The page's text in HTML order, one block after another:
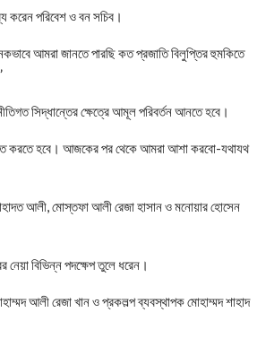
করেন পরিবেশ ও বন সচিব।
আমরা জানতে পারছি কত প্রজাতি বিলুপ্তির হুমকিতে
সিদ্ধান্তের ক্ষেত্রে আমূল পরিবর্তন আনতে হবে।
করতে হবে। আজকের পর থেকে আমরা আশা করবো-যথাযথ
আলী, মোস্তফা আলী রেজা হাসান ও মনোয়ার হোসেন
নেয়া বিভিন্ন পদক্ষেপ তুলে ধরেন।
আলী রেজা খান ও প্রকলল্প ব্যবস্থাপক মোহাম্মদ শাহাদ